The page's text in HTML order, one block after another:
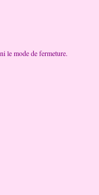
le mode de fermeture.